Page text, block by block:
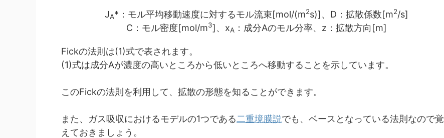
JA*：モル平均移動速度に対するモル流束[mol/(m2s)]、D：拡散係数[m2/s]
C：モル密度[mol/m3]、xA ：成分Aのモル分率、z：拡散方向[m]
Fickの法則は(1)式で表されます。
(1)式は成分Aが濃度の高いところから低いところへ移動することを示しています。
このFickの法則を利用して、拡散の形態を知ることができます。
また、ガス吸収におけるモデルの1つである二重境膜説でも、ベースとなっている法則なので覚
えておきましょう。